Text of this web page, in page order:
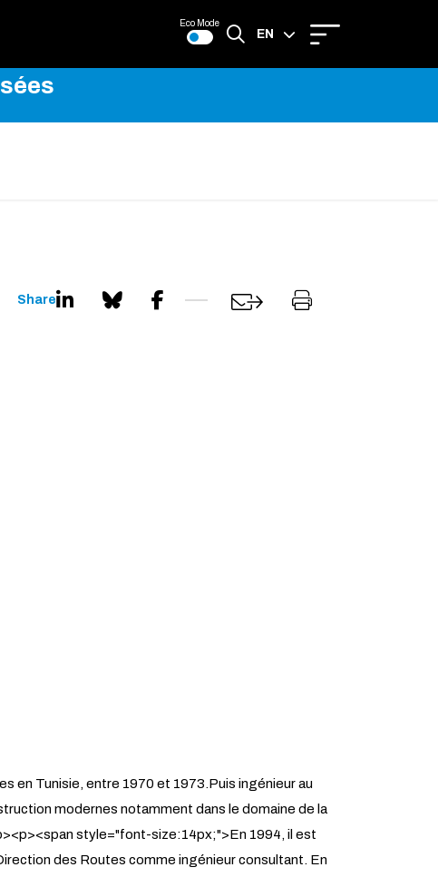
Eco Mode
EN
Share
en Tunisie, entre 1970 et 1973.Puis ingénieur au
modernes notamment dans le domaine de la
style="font-size:14px;">En 1994, il est
des Routes comme ingénieur consultant. En